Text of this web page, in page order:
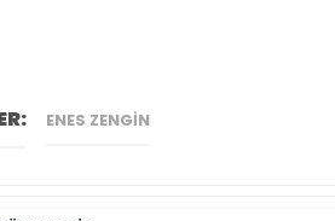
ENES ZENGIN